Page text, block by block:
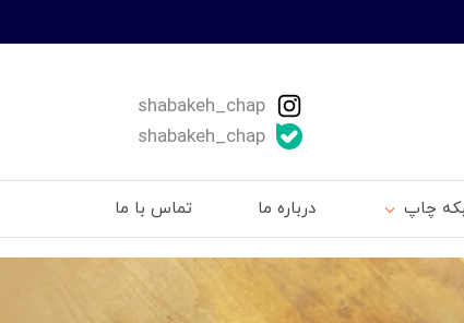
shabakeh_chap
shabakeh_chap
چاپ درباره ما تماس با ما